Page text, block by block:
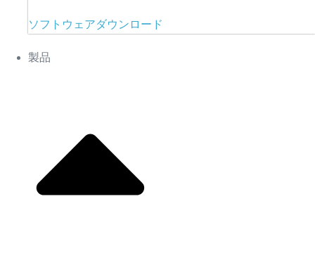
ソフトウェアダウンロード
製品